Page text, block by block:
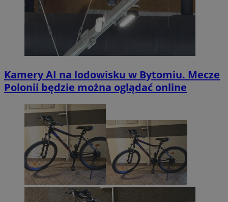
Kamery AI na lodowisku w Bytomiu. Mecze
Polonii będzie można oglądać online